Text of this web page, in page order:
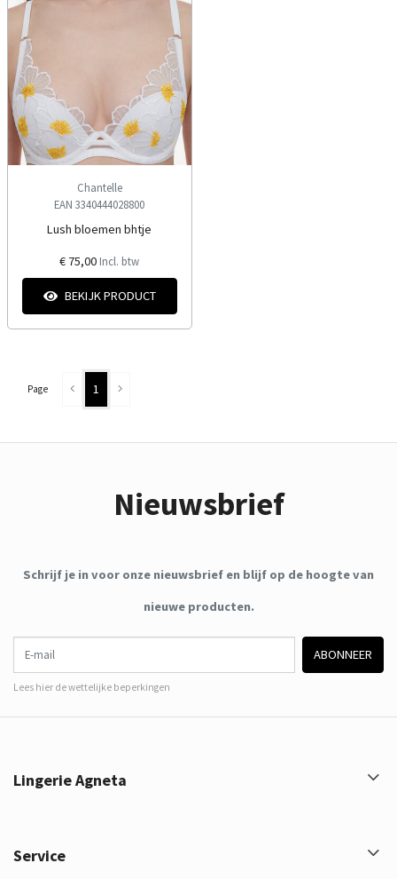
Chantelle
EAN 3340444028800
Lush bloemen bhtje
€ 75,00 Incl. btw
BEKIJK PRODUCT
Page 1
Nieuwsbrief
Schrijf je in voor onze nieuwsbrief en blijf op de hoogte van
nieuwe producten.
ABONNEER
Lees hier de wettelijke beperkingen
Lingerie Agneta
Service